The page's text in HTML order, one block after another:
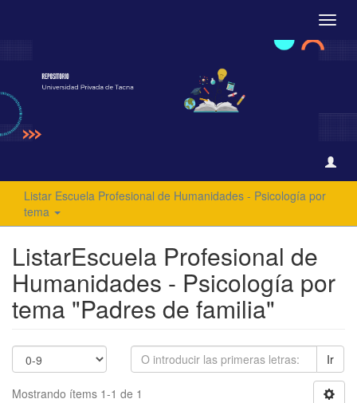
Listar Escuela Profesional de Humanidades - Psicología por
tema
ListarEscuela Profesional de
Humanidades - Psicología por
tema "Padres de familia"
Ir
Mostrando ítems 1-1 de 1